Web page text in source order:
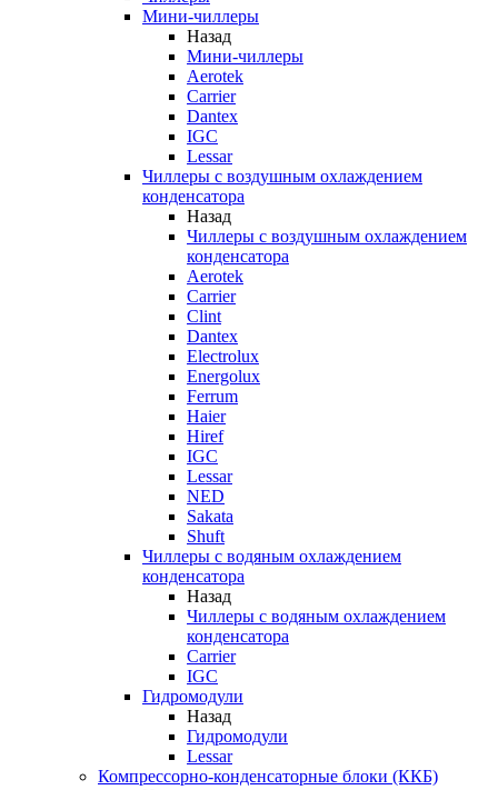
Мини-чиллеры
Назад
Мини-чиллеры
Aerotek
Carrier
Dantex
IGC
Lessar
Чиллеры с воздушным охлаждением
конденсатора
Назад
Чиллеры с воздушным охлаждением
конденсатора
Aerotek
Carrier
Clint
Dantex
Electrolux
Energolux
Ferrum
Haier
Hiref
IGC
Lessar
NED
Sakata
Shuft
Чиллеры с водяным охлаждением
конденсатора
Назад
Чиллеры с водяным охлаждением
конденсатора
Carrier
IGC
Гидромодули
Назад
Гидромодули
Lessar
Компрессорно-конденсаторные блоки (ККБ)